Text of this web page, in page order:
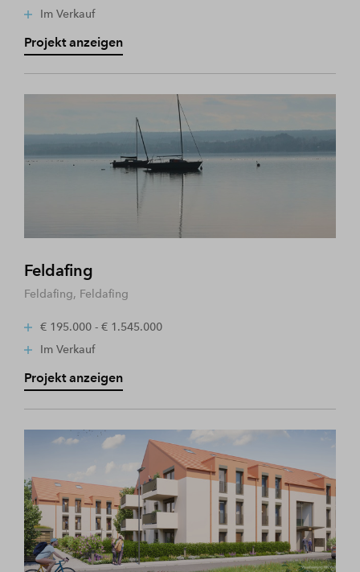
Im Verkauf
Projekt anzeigen
Feldafing
Feldafing, Feldafing
€ 195.000 - € 1.545.000
Im Verkauf
Projekt anzeigen